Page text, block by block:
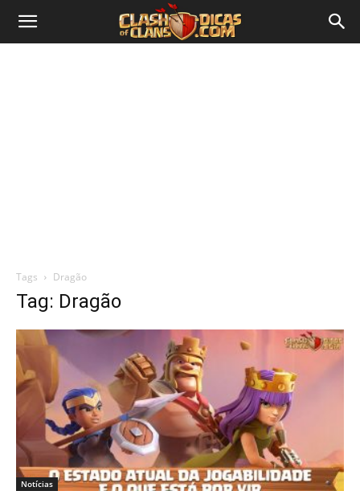
Tags Dragão
Tag: Dragão
Notícias